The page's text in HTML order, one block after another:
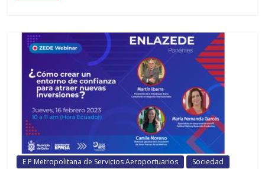
E P Metropolitana de Servicios Aeroportuarios Sociedad